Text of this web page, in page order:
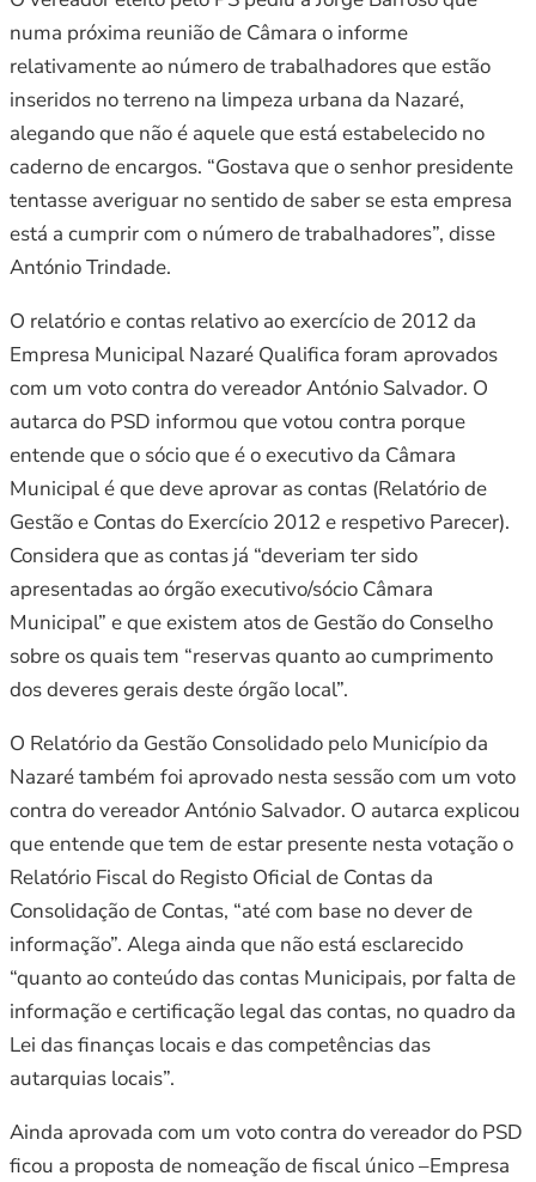
numa próxima reunião de Câmara o informe
relativamente ao número de trabalhadores que estão
inseridos no terreno na limpeza urbana da Nazaré,
alegando que não é aquele que está estabelecido no
caderno de encargos. “Gostava que o senhor presidente
tentasse averiguar no sentido de saber se esta empresa
está a cumprir com o número de trabalhadores”, disse
António Trindade.
O relatório e contas relativo ao exercício de 2012 da
Empresa Municipal Nazaré Qualifica foram aprovados
com um voto contra do vereador António Salvador. O
autarca do PSD informou que votou contra porque
entende que o sócio que é o executivo da Câmara
Municipal é que deve aprovar as contas (Relatório de
Gestão e Contas do Exercício 2012 e respetivo Parecer).
Considera que as contas já “deveriam ter sido
apresentadas ao órgão executivo/sócio Câmara
Municipal” e que existem atos de Gestão do Conselho
sobre os quais tem “reservas quanto ao cumprimento
dos deveres gerais deste órgão local”.
O Relatório da Gestão Consolidado pelo Município da
Nazaré também foi aprovado nesta sessão com um voto
contra do vereador António Salvador. O autarca explicou
que entende que tem de estar presente nesta votação o
Relatório Fiscal do Registo Oficial de Contas da
Consolidação de Contas, “até com base no dever de
informação”. Alega ainda que não está esclarecido
“quanto ao conteúdo das contas Municipais, por falta de
informação e certificação legal das contas, no quadro da
Lei das finanças locais e das competências das
autarquias locais”.
Ainda aprovada com um voto contra do vereador do PSD
ficou a proposta de nomeação de fiscal único –Empresa